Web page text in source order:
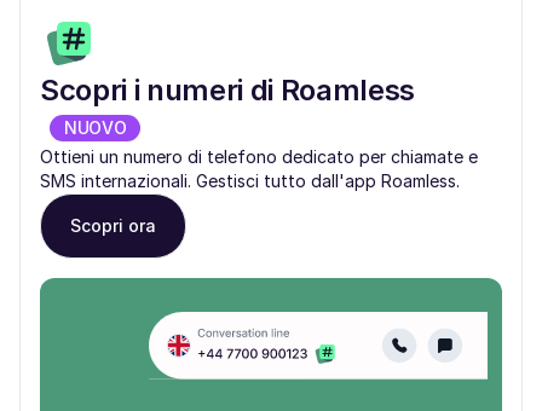
Scopri i numeri di Roamless
NUOVO
Ottieni un numero di telefono dedicato per chiamate e
SMS internazionali. Gestisci tutto dall'app Roamless.
Scopri ora